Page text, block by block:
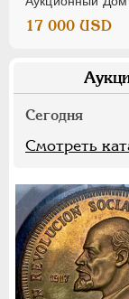
17 000 USD
Сегодня
Смотреть